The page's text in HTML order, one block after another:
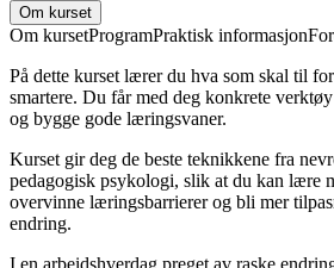
Om kurset
Om kursetProgramPraktisk informasjon
På dette kurset lærer du hva som skal til
smartere. Du får med deg konkrete
og bygge gode læringsvaner.
Kurset gir deg de beste teknikkene fra
pedagogisk psykologi, slik at du kan lære
overvinne læringsbarrierer og bli mer
endring.
I en arbeidshverdag preget av raske